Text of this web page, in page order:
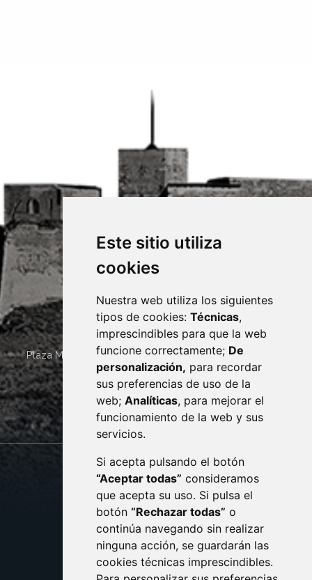
Este sitio utiliza
cookies
Nuestra web utiliza los siguientes
tipos de cookies: Técnicas,
imprescindibles para que la web
funcione correctamente; De
personalización, para recordar
sus preferencias de uso de la
web; Analíticas, para mejorar el
funcionamiento de la web y sus
servicios.
Si acepta pulsando el botón
“Aceptar todas” consideramos
que acepta su uso. Si pulsa el
botón “Rechazar todas” o
continúa navegando sin realizar
ninguna acción, se guardarán las
cookies técnicas imprescindibles.
Plaza Mayor 4 22400 MONZÓN - ARAGÓN (ESPAÑA)
· (34) 974 400 700 ·
sac@monzon.es
monzon.es
CONTACTO
AVISO LEGAL
PROTECCIÓN DE DATOS
POLÍTICA DE COOKIES
ACCESIBILIDAD
ENLACE EXTERNO AL